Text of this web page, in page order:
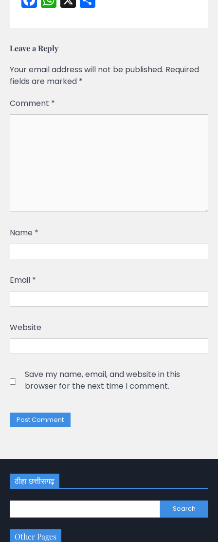
Leave a Reply
Your email address will not be published. Required
fields are marked *
Comment *
Name *
Email *
Website
Save my name, email, and website in this
browser for the next time I comment.
ठीहा छत्तीसगढ़
Search
Other Pages